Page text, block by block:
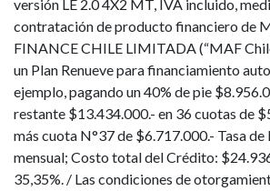
versión LE 2.0 4X2 MT, IVA incluido,
contratación de producto financiero de
FINANCE CHILE LIMITADA (“MAF
un Plan Renueve para financiamiento
ejemplo, pagando un 40% de pie
restante $13.434.000.- en 36 cuotas de
más cuota N°37 de $6.717.000.- Tasa
mensual; Costo total del Crédito:
35,35%. / Las condiciones de